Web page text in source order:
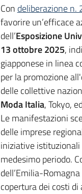
Descrizione
Con deliberazione n.
favorire un’efficace
dell’Esposizione
13 ottobre 2025,
giapponese in linea
per la promozione
delle collettive
Moda Italia, Tokyo,
Le manifestazioni
delle imprese
iniziative istituzionali
medesimo periodo.
dell’Emilia-
copertura dei costi di